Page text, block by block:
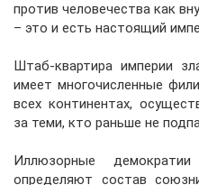
против человечества как
– это и есть настоящий
Штаб-квартира империи
имеет многочисленные
всех континентах,
за теми, кто раньше не
Иллюзорные
определяют состав